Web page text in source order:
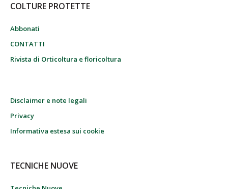
COLTURE PROTETTE
Abbonati
CONTATTI
Rivista di Orticoltura e floricoltura
Disclaimer e note legali
Privacy
Informativa estesa sui cookie
TECNICHE NUOVE